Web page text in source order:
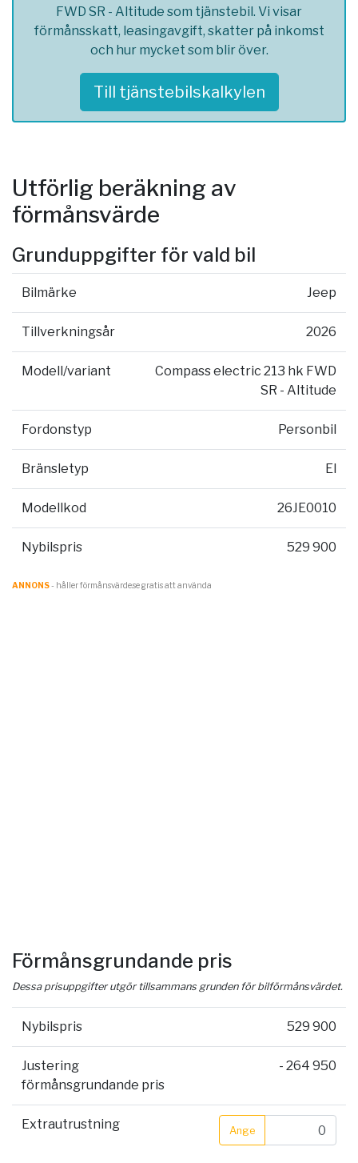
FWD SR - Altitude som tjänstebil. Vi visar
förmånsskatt, leasingavgift, skatter på inkomst
och hur mycket som blir över.
Till tjänstebilskalkylen
Utförlig beräkning av
förmånsvärde
Grunduppgifter för vald bil
Bilmärke Jeep
Tillverkningsår 2026
Modell/variant
Compass electric 213 hk FWD
SR - Altitude
Fordonstyp Personbil
Bränsletyp El
Modellkod 26JE0010
Nybilspris 529 900
ANNONS- håller förmånsvärde.se gratis att använda
Förmånsgrundande pris
Dessa prisuppgifter utgör tillsammans grunden för bilförmånsvärdet.
Nybilspris 529 900
Justering
förmånsgrundande pris
- 264 950
Extrautrustning Ange